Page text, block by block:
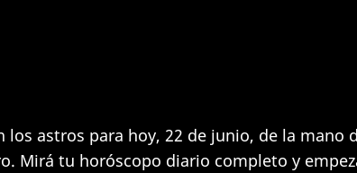
los astros para hoy, 22 de junio, de la mano
Mirá tu horóscopo diario completo y